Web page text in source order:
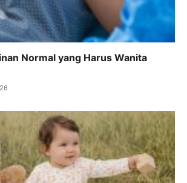
Normal yang Harus Wanita